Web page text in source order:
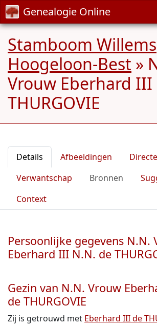
Genealogie Online
Stamboom Willems
Hoogeloon-Best »
Vrouw Eberhard III
THURGOVIE
Details Afbeeldingen
Verwantschap
Bronnen
Context
Persoonlijke gegevens N.N.
Eberhard III N.N. de
Gezin van N.N. Vrouw
de THURGOVIE
Zij is getrouwd met Eberhard III de